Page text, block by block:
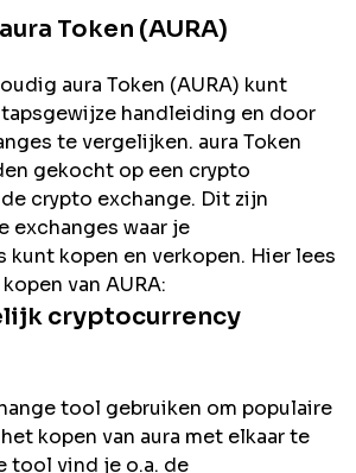
Token (AURA)
aura Token (AURA) kunt
handleiding en door
te vergelijken. aura Token
gekocht op een crypto
crypto exchange. Dit zijn
exchanges waar je
kunt kopen en verkopen. Hier lees
van AURA:
cryptocurrency
tool gebruiken om populaire
kopen van aura met elkaar te
tool vind je o.a. de